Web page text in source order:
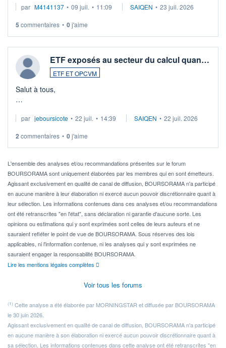
par M4141137 • 09 juil. • 11:09 SAIQEN • 23 juil. 2026
5 commentaires • 0j'aime
ETF exposés au secteur du calcul quan…
ETF ET OPCVM
Salut à tous,
via un ETF plutôt que des actions individuelles.
Idéalement, je voudrais qu'il soit éligible au PEA.
Pour l' ...
par jeboursicote • 22 juil. • 14:39 SAIQEN • 22 juil. 2026
2 commentaires • 0j'aime
L'ensemble des analyses et/ou recommandations présentes sur le forum
BOURSORAMA sont uniquement élaborées par les membres qui en sont émetteurs.
Agissant exclusivement en qualité de canal de diffusion, BOURSORAMA n'a participé
en aucune manière à leur élaboration ni exercé aucun pouvoir discrétionnaire quant à
leur sélection. Les informations contenues dans ces analyses et/ou recommandations
ont été retranscrites "en l'état", sans déclaration ni garantie d'aucune sorte. Les
opinions ou estimations qui y sont exprimées sont celles de leurs auteurs et ne
sauraient refléter le point de vue de BOURSORAMA. Sous réserves des lois
applicables, ni l'information contenue, ni les analyses qui y sont exprimées ne
sauraient engager la responsabilité BOURSORAMA.
Lire les mentions légales complètes
Voir tous les forums
(1) Cette analyse a été élaborée par MORNINGSTAR et diffusée par BOURSORAMA
le 30 juin 2026.
Agissant exclusivement en qualité de canal de diffusion, BOURSORAMA n'a participé
en aucune manière à son élaboration ni exercé aucun pouvoir discrétionnaire quant à
sa sélection. Les informations contenues dans cette analyse ont été retranscrites "en